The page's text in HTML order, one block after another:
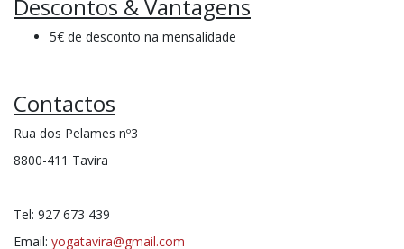
Descontos & Vantagens
5€ de desconto na mensalidade
Contactos
Rua dos Pelames nº3
8800-411 Tavira
Tel: 927 673 439
Email: yogatavira@gmail.com